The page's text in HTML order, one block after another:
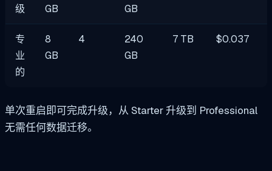
级
GB
GB
专
业
的
8
GB
4
240
GB
7 TB $0.037
单次重启即可完成升级，从 Starter 升级到 Professional
无需任何数据迁移。